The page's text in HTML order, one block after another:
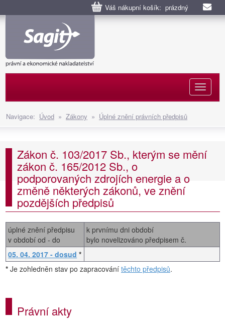
Váš nákupní košík: prázdný
Navigace: Úvod » Zákony » Úplné znění právních předpisů
Zákon č. 103/2017 Sb., kterým se mění
zákon č. 165/2012 Sb., o
podporovaných zdrojích energie a o
změně některých zákonů, ve znění
pozdějších předpisů
úplné znění předpisu
v období od - do
k prvnímu dni období
bylo novelizováno předpisem č.
05. 04. 2017 - dosud *
* Je zohledněn stav po zapracování těchto předpisů.
Právní akty